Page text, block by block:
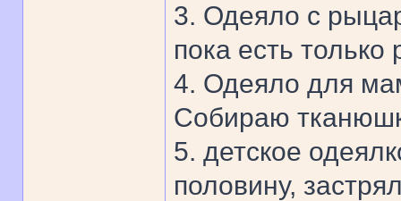
3. Одеяло с
пока есть только
4. Одеяло для
Собираю
5. детское
половину,